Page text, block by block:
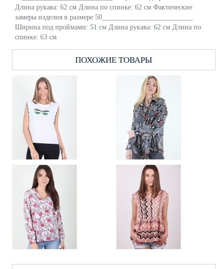
Длина рукава: 62 см Длина по спинке: 62 см Фактические
замеры изделия в размере 50__________________________
Ширина под проймами: 51 см Длина рукава: 62 см Длина по
спинке: 63 см
ПОХОЖИЕ ТОВАРЫ